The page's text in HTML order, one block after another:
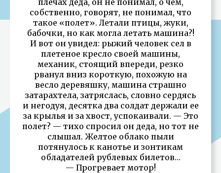
собственно, говорят, не понимал, что
такое «полет». Летали птицы, жуки,
бабочки, но как могла летать машина?!
И вот он увидел: рыжий человек сел в
плетеное кресло своей машины,
механик, стоящий впереди, резко
рванул вниз короткую, похожую на
весло деревяшку, машина страшно
затарахтела, затряслась, словно сердясь
и негодуя, десятка два солдат держали ее
за крылья и за хвост, успокаивали. — Это
полет? — тихо спросил он деда, но тот не
слышал. Желтое облако пыли
потянулось к канотье и зонтикам
обладателей рублевых билетов…
— Прогревает мотор!